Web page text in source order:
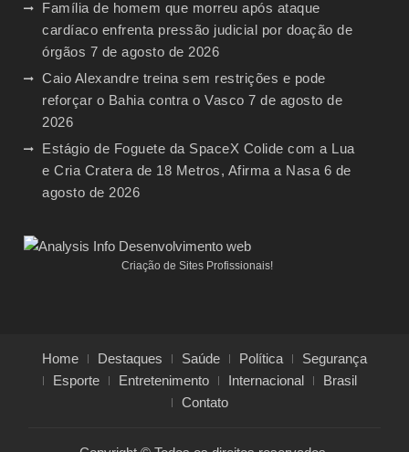
Família de homem que morreu após ataque
cardíaco enfrenta pressão judicial por doação de
órgãos 7 de agosto de 2026
Caio Alexandre treina sem restrições e pode
reforçar o Bahia contra o Vasco 7 de agosto de
2026
Estágio de Foguete da SpaceX Colide com a Lua
e Cria Cratera de 18 Metros, Afirma a Nasa 6 de
agosto de 2026
Criação de Sites Profissionais!
Home Destaques Saúde Política
Segurança
Esporte
Entretenimento Internacional
Brasil
Contato